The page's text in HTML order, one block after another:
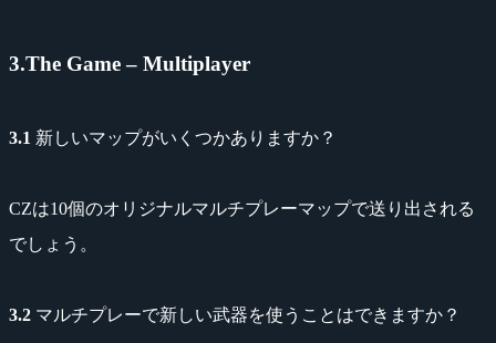
3.The Game – Multiplayer
3.1 新しいマップがいくつかありますか？
CZは10個のオリジナルマルチプレーマップで送り出される
でしょう。
3.2 マルチプレーで新しい武器を使うことはできますか？